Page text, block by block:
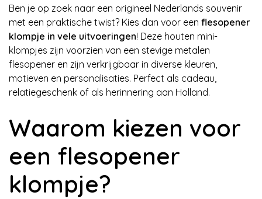
Ben je op zoek naar een origineel Nederlands souvenir
met een praktische twist? Kies dan voor een flesopener
klompje in vele uitvoeringen! Deze houten mini-
klompjes zijn voorzien van een stevige metalen
flesopener en zijn verkrijgbaar in diverse kleuren,
motieven en personalisaties. Perfect als cadeau,
relatiegeschenk of als herinnering aan Holland.
Waarom kiezen voor
een flesopener
klompje?